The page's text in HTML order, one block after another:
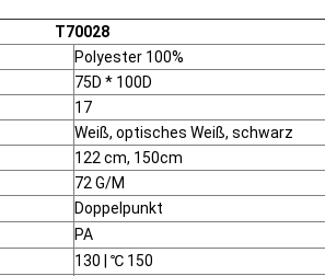
T70028
Polyester 100%
75D * 100D
17
Weiß, optisches Weiß, schwarz
122 cm, 150cm
72 G/M
Doppelpunkt
PA
130 | ℃ 150